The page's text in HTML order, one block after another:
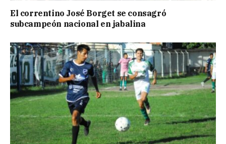
El correntino José Borget se consagró
subcampeón nacional en jabalina